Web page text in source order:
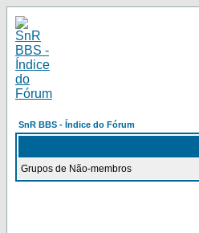
SnR BBS - Índice do Fórum
Grupos de Não-membros